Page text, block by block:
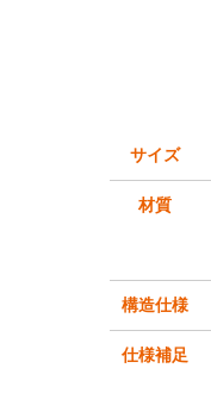
サイズ
材質
構造仕様
仕様補足